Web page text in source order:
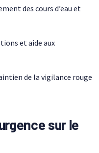
des cours d’eau et
et aide aux
de la vigilance rouge
sur le